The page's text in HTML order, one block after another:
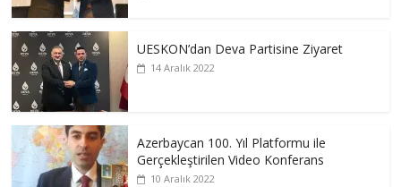
UESKON’dan Deva Partisine Ziyaret
14 Aralık 2022
Azerbaycan 100. Yıl Platformu ile
Gerçekleştirilen Video Konferans
10 Aralık 2022